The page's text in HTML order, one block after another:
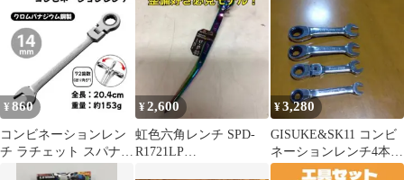
チェットレンチ 19mm
角 30/32mm 2本セッ
ト FG1968
¥ 860
コンビネーションレン
チ ラチェット スパナ
メガネレンチ 車整備
¥2,600
虹色六角レンチ SPD-
R1721LP
¥3,280
GISUKE&SK11 コンビ
ネーションレンチ4本セ
ット 8/10/12/14㍉